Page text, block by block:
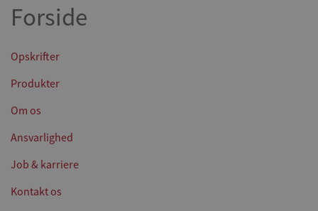
Forside
Opskrifter
Produkter
Om os
Ansvarlighed
Job & karriere
Kontakt os